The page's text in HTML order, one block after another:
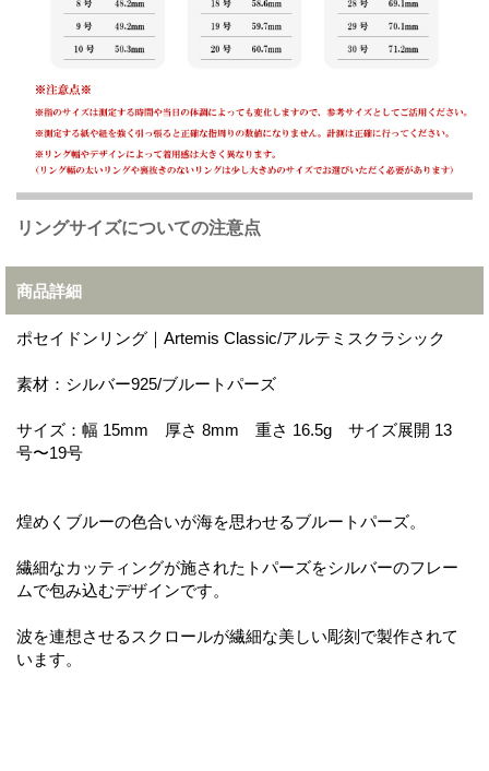
リングサイズについての注意点
商品詳細
ポセイドンリング｜Artemis Classic/アルテミスクラシック
素材：シルバー925/ブルートパーズ
サイズ：幅 15mm 厚さ 8mm 重さ 16.5g サイズ展開 13
号〜19号
煌めくブルーの色合いが海を思わせるブルートパーズ。
繊細なカッティングが施されたトパーズをシルバーのフレー
ムで包み込むデザインです。
波を連想させるスクロールが繊細な美しい彫刻で製作されて
います。